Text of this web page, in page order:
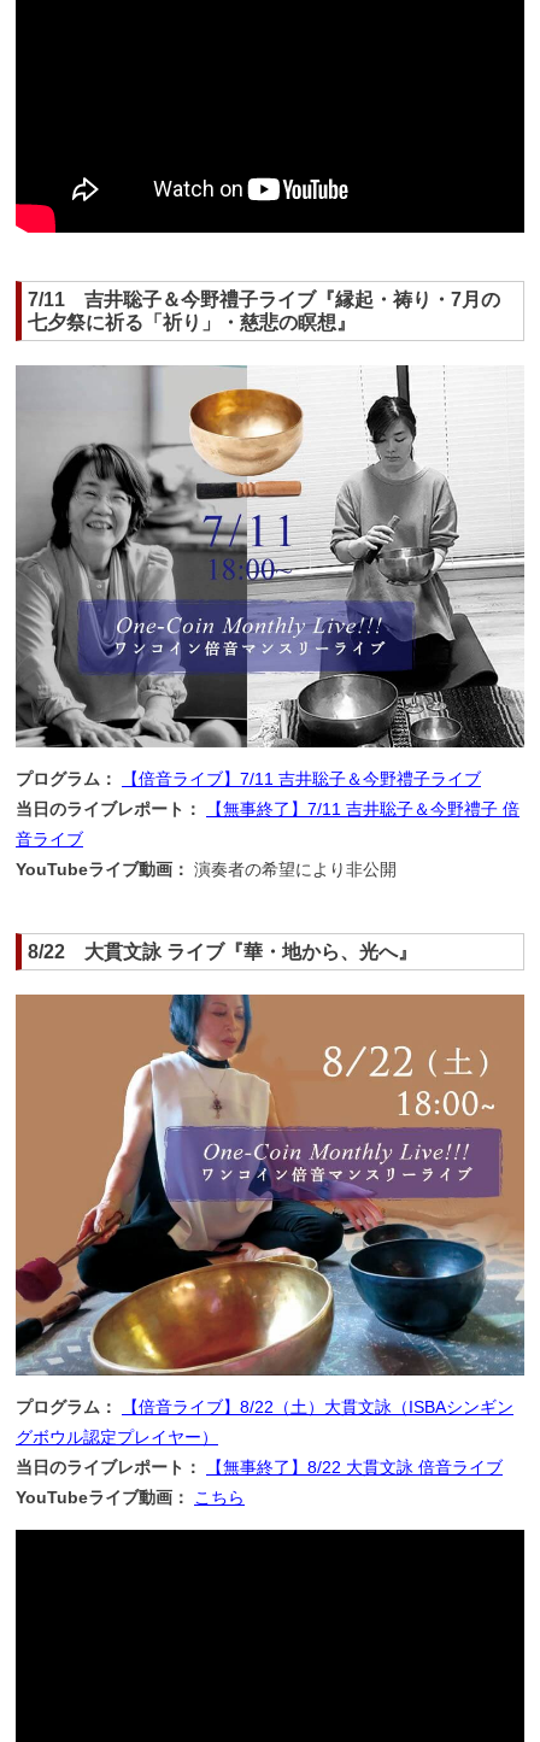
7/11 吉井聡子＆今野禮子ライブ『縁起・祷り・7月の
七夕祭に祈る「祈り」・慈悲の瞑想』
プログラム：
【倍音ライブ】7/11 吉井聡子＆今野禮子ライブ
当日のライブレポート：
【無事終了】7/11 吉井聡子＆今野禮子 倍
音ライブ
YouTubeライブ動画： 演奏者の希望により非公開
8/22 大貫文詠 ライブ『華・地から、光へ』
プログラム：
【倍音ライブ】8/22（土）大貫文詠（ISBAシンギン
グボウル認定プレイヤー）
当日のライブレポート：
【無事終了】8/22 大貫文詠 倍音ライブ
YouTubeライブ動画：
こちら